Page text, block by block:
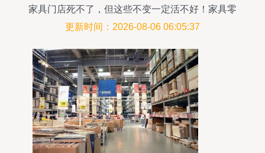
家具门店死不了，但这些不变一定活不好！家具零
售
更新时间：2026-08-06 06:05:37